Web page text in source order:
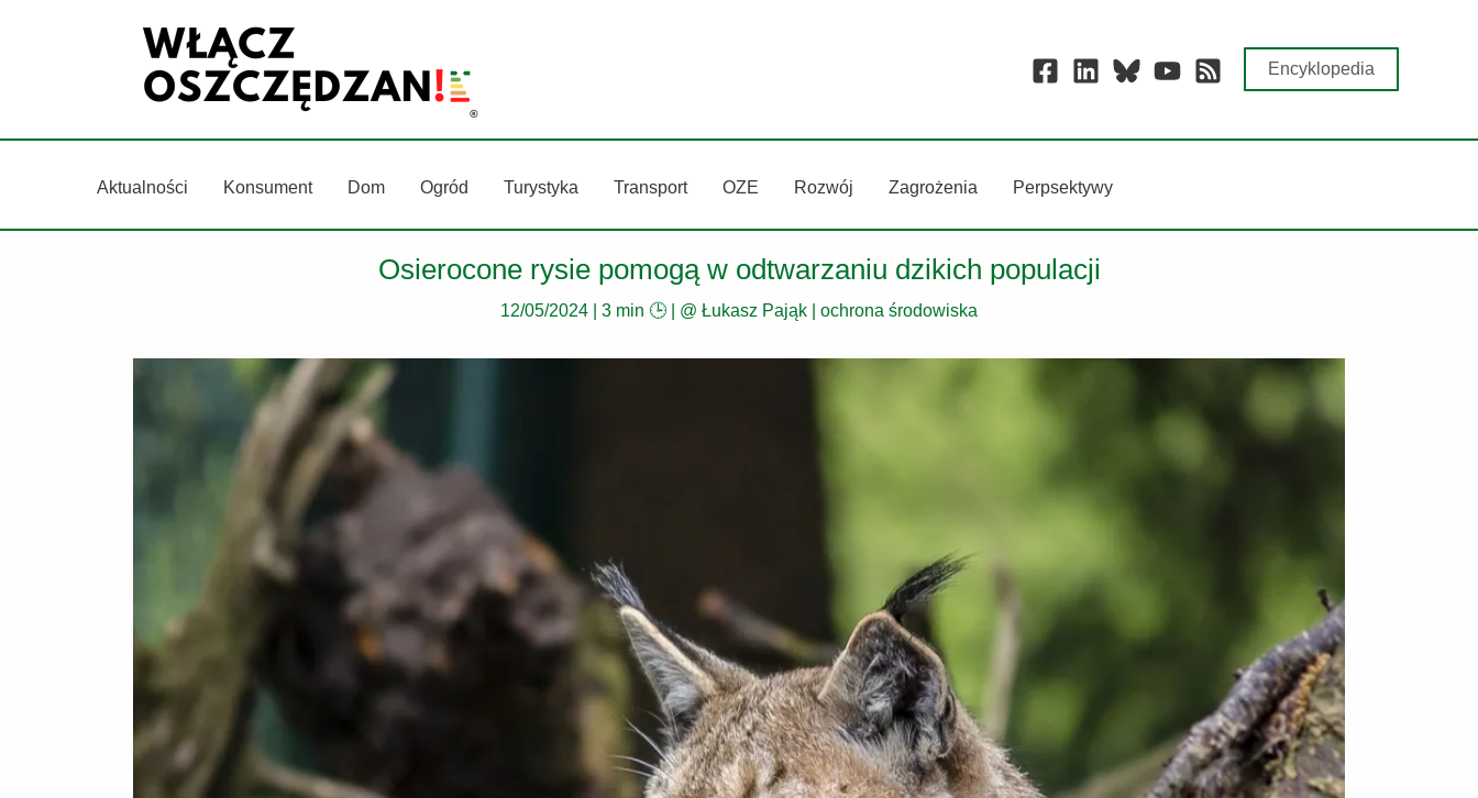
Encyklopedia
Aktualności Konsument Dom Ogród Turystyka Transport OZE Rozwój Zagrożenia Perpsektywy
Osierocone rysie pomogą w odtwarzaniu dzikich populacji
12/05/2024 3 min 🕒 | @ Łukasz Pająk ochrona środowiska